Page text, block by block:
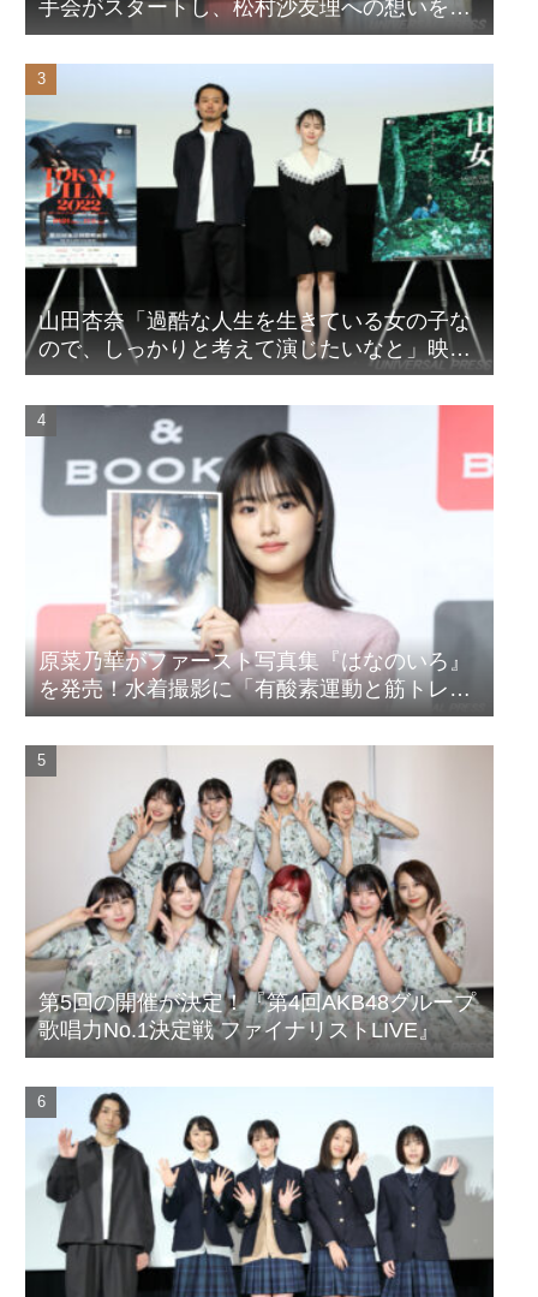
手会がスタートし、松村沙友理への想いをア
ピール！？
山田杏奈「過酷な人生を生きている女の子な
ので、しっかりと考えて演じたいなと」映画
『山女』東京国際映画祭Q&A
原菜乃華がファースト写真集『はなのいろ』
を発売！水着撮影に「有酸素運動と筋トレを
頑張りました」
第5回の開催が決定！『第4回AKB48グループ
歌唱力No.1決定戦 ファイナリストLIVE』